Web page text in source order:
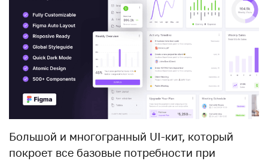
Большой и многогранный UI-кит, который
покроет все базовые потребности при